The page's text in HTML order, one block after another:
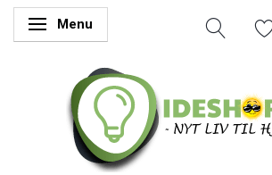
Skifte navigation
Menu